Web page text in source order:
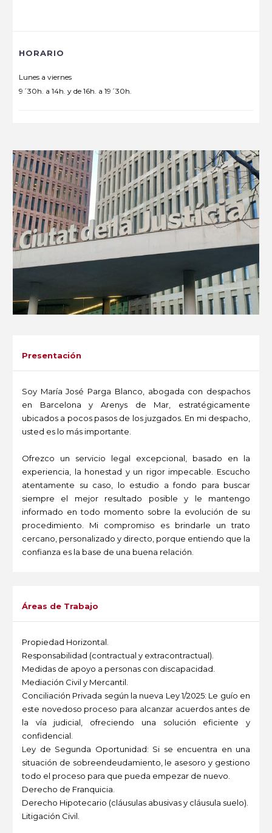
HORARIO
Lunes a viernes
9´30h. a 14h. y de 16h. a 19´30h.
Presentación
Soy María José Parga Blanco, abogada con despachos
en Barcelona y Arenys de Mar, estratégicamente
ubicados a pocos pasos de los juzgados. En mi despacho,
usted es lo más importante.
Ofrezco un servicio legal excepcional, basado en la
experiencia, la honestad y un rigor impecable. Escucho
atentamente su caso, lo estudio a fondo para buscar
siempre el mejor resultado posible y le mantengo
informado en todo momento sobre la evolución de su
procedimiento. Mi compromiso es brindarle un trato
cercano, personalizado y directo, porque entiendo que la
confianza es la base de una buena relación.
Áreas de Trabajo
Propiedad Horizontal.
Responsabilidad (contractual y extracontractual).
Medidas de apoyo a personas con discapacidad.
Mediación Civil y Mercantil.
Conciliación Privada según la nueva Ley 1/2025: Le guío en
este novedoso proceso para alcanzar acuerdos antes de
la vía judicial, ofreciendo una solución eficiente y
confidencial.
Ley de Segunda Oportunidad: Si se encuentra en una
situación de sobreendeudamiento, le asesoro y gestiono
todo el proceso para que pueda empezar de nuevo.
Derecho de Franquicia.
Derecho Hipotecario (cláusulas abusivas y cláusula suelo).
Litigación Civil.